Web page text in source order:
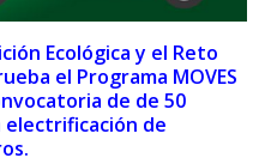
Ecológica y el Reto
el Programa MOVES
de de 50
electrificación de